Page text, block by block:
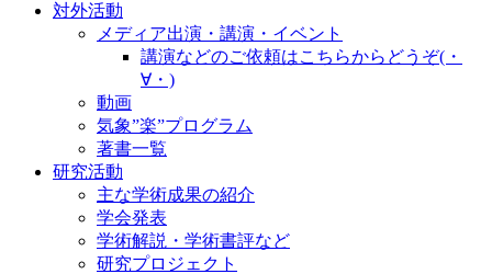
対外活動
メディア出演・講演・イベント
講演などのご依頼はこちらからどうぞ(・
∀・)
動画
気象”楽”プログラム
著書一覧
研究活動
主な学術成果の紹介
学会発表
学術解説・学術書評など
研究プロジェクト